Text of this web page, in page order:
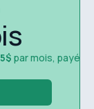
par mois, payé